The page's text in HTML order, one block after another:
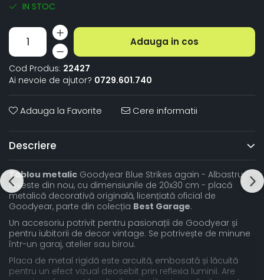
IN STOC
Adauga in cos
Cod Produs: 22427
Ai nevoie de ajutor? 0729.601.740
Adauga la Favorite Cere informatii
Descriere
Tablou metalic Goodyear Blue Strikes again - Albastru
loveste din nou, cu dimensiunile de 20x30 cm - placă
metalică decorativă originală, licențiată oficial de
Goodyear, parte din colecția Best Garage.
Un accesoriu potrivit pentru pasionații de Goodyear și
pentru iubitorii de decor vintage. Se potrivește de minune
într-un garaj, atelier sau birou.
Placa de metal rigidă este arcuită, embosată și lăcuită
pentru un efect vizual deosebit prin reflexia luminii. Are